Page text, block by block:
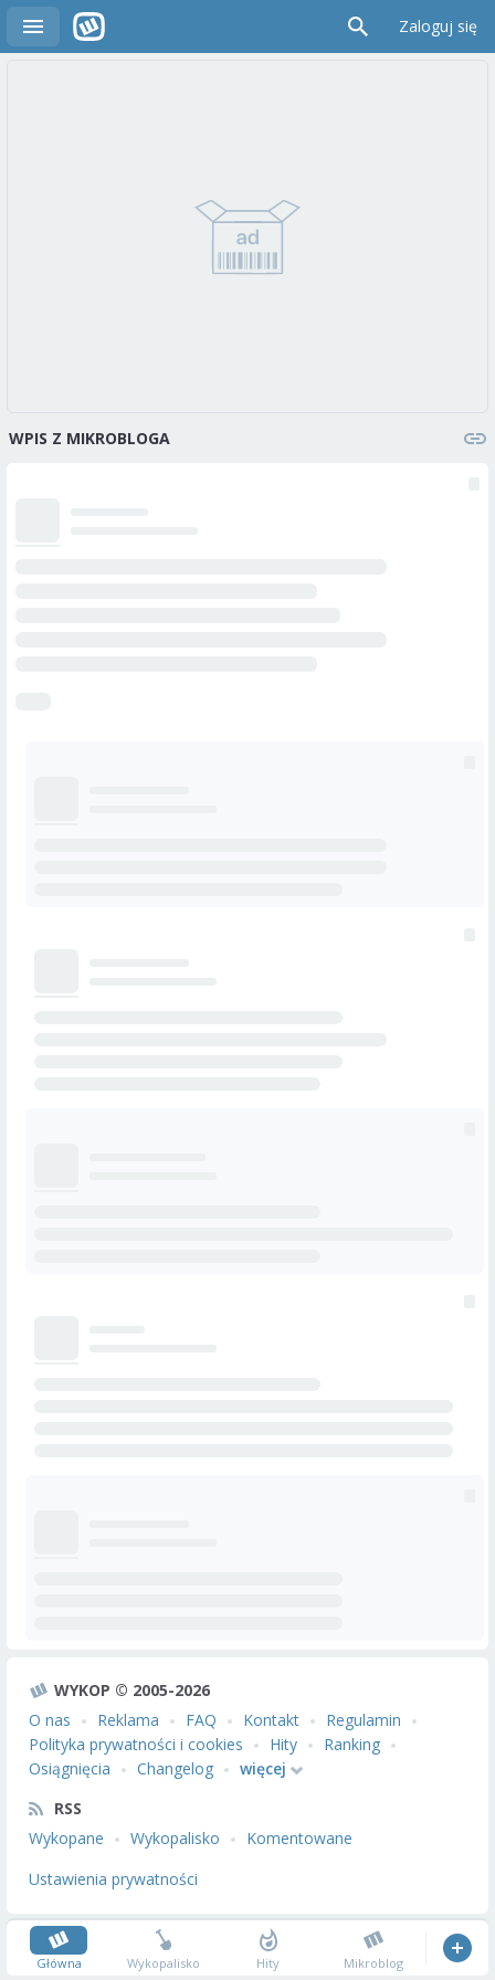
Zaloguj się
WPIS Z MIKROBLOGA
WYKOP © 2005-2026
O nas
Reklama FAQ Kontakt
Regulamin
Polityka prywatności i cookies
Hity
Ranking
Osiągnięcia
Changelog
więcej
RSS
Wykopane
Wykopalisko
Komentowane
Ustawienia prywatności
Główna Wykopalisko Hity Mikroblog